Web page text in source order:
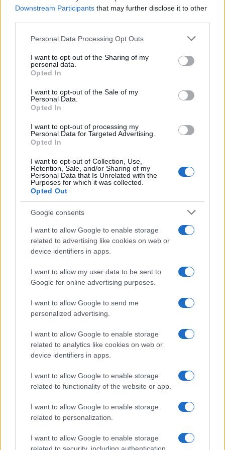
Downstream Participants that may further disclose it to other
Please note that this website/app uses one or more Google
not limited to your visit or usage behaviour. You may click to
grant or deny consent to Google and its third-party tags to
use your data for below specified purposes in below Google
consent section.
Personal Data Processing Opt Outs
I want to opt-out of the Sharing of my
personal data.
Opted In
I want to opt-out of the Sale of my
Personal Data.
Opted In
I want to opt-out of processing my
Personal Data for Targeted Advertising.
Opted In
I want to opt-out of Collection, Use,
Retention, Sale, and/or Sharing of my
Personal Data that Is Unrelated with the
Purposes for which it was collected.
Opted Out
Google consents
I want to allow Google to enable storage
related to advertising like cookies on web or
device identifiers in apps.
I want to allow my user data to be sent to
Google for online advertising purposes.
I want to allow Google to send me
personalized advertising.
I want to allow Google to enable storage
related to analytics like cookies on web or
device identifiers in apps.
I want to allow Google to enable storage
related to functionality of the website or app.
I want to allow Google to enable storage
related to personalization.
I want to allow Google to enable storage
NECROLOGIE
Mario Malu
Paolo Pinna
I nostri cari
I nostri cari
I nostri cari
Giovannimaria Cabras
Invia un Comunicato Stampa| Pubblicità Segnala